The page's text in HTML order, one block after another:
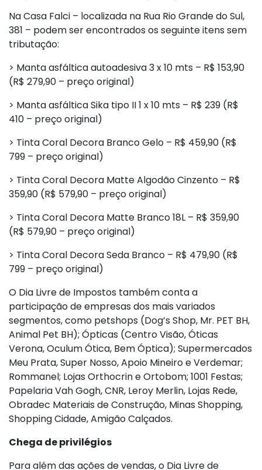
Na Casa Falci – localizada na Rua Rio Grande do Sul,
381 – podem ser encontrados os seguinte itens sem
tributação:
> Manta asfáltica autoadesiva 3 x 10 mts – R$ 153,90
(R$ 279,90 – preço original)
> Manta asfáltica Sika tipo II 1 x 10 mts – R$ 239 (R$
410 – preço original)
> Tinta Coral Decora Branco Gelo – R$ 459,90 (R$
799 – preço original)
> Tinta Coral Decora Matte Algodão Cinzento – R$
359,90 (R$ 579,90 – preço original)
> Tinta Coral Decora Matte Branco 18L – R$ 359,90
(R$ 579,90 – preço original)
> Tinta Coral Decora Seda Branco – R$ 479,90 (R$
799 – preço original)
O Dia Livre de Impostos também conta a
participação de empresas dos mais variados
segmentos, como petshops (Dog’s Shop, Mr. PET BH,
Animal Pet BH); Ópticas (Centro Visão, Óticas
Verona, Oculum Ótica, Bem Óptica); Supermercados
Meu Prata, Super Nosso, Apoio Mineiro e Verdemar;
Rommanel; Lojas Orthocrin e Ortobom; 1001 Festas;
Papelaria Vah Gogh, CNR, Leroy Merlin, Lojas Rede,
Obradec Materiais de Construção, Minas Shopping,
Shopping Cidade, Amigão Calçados.
Chega de privilégios
Para além das ações de vendas, o Dia Livre de